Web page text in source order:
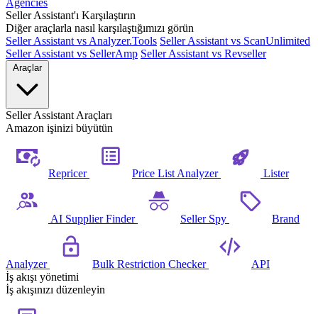
Agencies
Seller Assistant'ı Karşılaştırın
Diğer araçlarla nasıl karşılaştığımızı görün
Seller Assistant vs Analyzer.Tools Seller Assistant vs ScanUnlimited
Seller Assistant vs SellerAmp Seller Assistant vs Revseller
Araçlar
Seller Assistant Araçları
Amazon işinizi büyütün
Repricer Price List Analyzer Lister
AI Supplier Finder Seller Spy Brand
Analyzer Bulk Restriction Checker
API
İş akışı yönetimi
İş akışınızı düzenleyin